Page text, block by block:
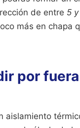
de entre 5
más en chapa
por
aislamiento